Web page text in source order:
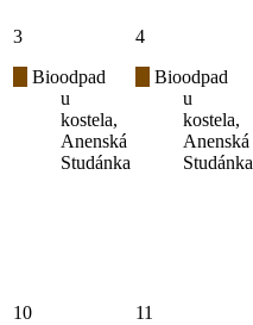
3
Bioodpad
u
kostela,
Anenská
Studánka
4
Bioodpad
u
kostela,
Anenská
Studánka
10 11